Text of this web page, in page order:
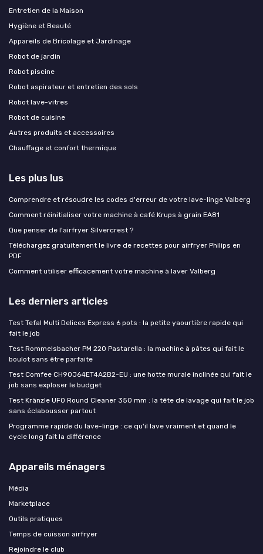
Entretien de la Maison
Hygiène et Beauté
Appareils de Bricolage et Jardinage
Robot de jardin
Robot piscine
Robot aspirateur et entretien des sols
Robot lave-vitres
Robot de cuisine
Autres produits et accessoires
Chauffage et confort thermique
Les plus lus
Comprendre et résoudre les codes d'erreur de votre lave-linge Valberg
Comment réinitialiser votre machine à café Krups à grain EA81
Que penser de l'airfryer Silvercrest ?
Téléchargez gratuitement le livre de recettes pour airfryer Philips en
PDF
Comment utiliser efficacement votre machine à laver Valberg
Les derniers articles
Test Tefal Multi Delices Express 6 pots : la petite yaourtière rapide qui
fait le job
Test Rommelsbacher PM 220 Pastarella : la machine à pâtes qui fait le
boulot sans être parfaite
Test Comfee CH90J64ET4A2B2-EU : une hotte murale inclinée qui fait le
job sans exploser le budget
Test Kränzle UFO Round Cleaner 350 mm : la tête de lavage qui fait le job
sans éclabousser partout
Programme rapide du lave-linge : ce qu'il lave vraiment et quand le
cycle long fait la différence
Appareils ménagers
Média
Marketplace
Outils pratiques
Temps de cuisson airfryer
Rejoindre le club